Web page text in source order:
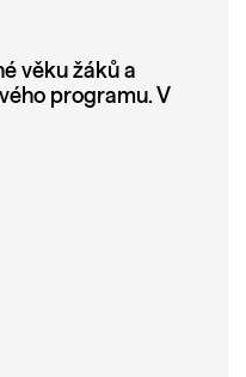
věku žáků a
programu. V